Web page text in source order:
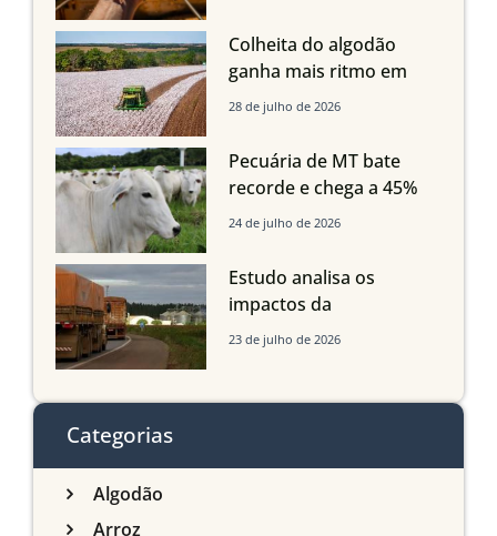
quedas em Tocantins,
Maranhão e Piauí
Colheita do algodão
ganha mais ritmo em
Mato Grosso, Mato
Maranhão
28 de julho de 2026
Pecuária de MT bate
recorde e chega a 45%
dos bovinos abatidos
24 de julho de 2026
Estudo analisa os
impactos da
infraestrutura logística
do Sul
23 de julho de 2026
Categorias
Algodão
Arroz